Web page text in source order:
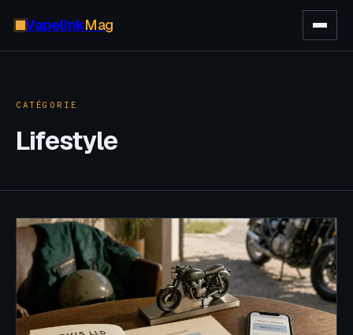
VapelinkMag
CATÉGORIE
Lifestyle